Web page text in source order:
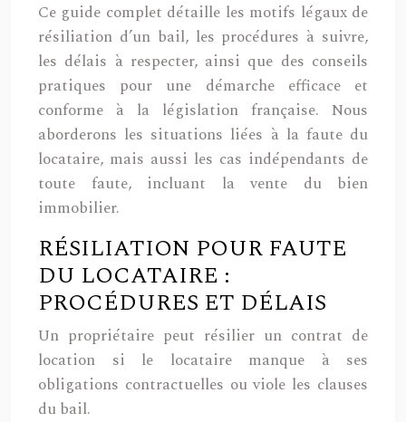
Ce guide complet détaille les motifs légaux de
résiliation d’un bail, les procédures à suivre,
les délais à respecter, ainsi que des conseils
pratiques pour une démarche efficace et
conforme à la législation française. Nous
aborderons les situations liées à la faute du
locataire, mais aussi les cas indépendants de
toute faute, incluant la vente du bien
immobilier.
RÉSILIATION POUR FAUTE
DU LOCATAIRE :
PROCÉDURES ET DÉLAIS
Un propriétaire peut résilier un contrat de
location si le locataire manque à ses
obligations contractuelles ou viole les clauses
du bail.